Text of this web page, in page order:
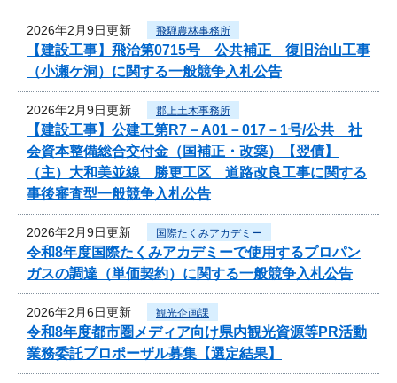
2026年2月9日更新 飛騨農林事務所
【建設工事】飛治第0715号 公共補正 復旧治山工事
（小瀬ケ洞）に関する一般競争入札公告
2026年2月9日更新 郡上土木事務所
【建設工事】公建工第R7－A01－017－1号/公共 社
会資本整備総合交付金（国補正・改築）【翌債】
（主）大和美並線 勝更工区 道路改良工事に関する
事後審査型一般競争入札公告
2026年2月9日更新 国際たくみアカデミー
令和8年度国際たくみアカデミーで使用するプロパン
ガスの調達（単価契約）に関する一般競争入札公告
2026年2月6日更新 観光企画課
令和8年度都市圏メディア向け県内観光資源等PR活動
業務委託プロポーザル募集【選定結果】